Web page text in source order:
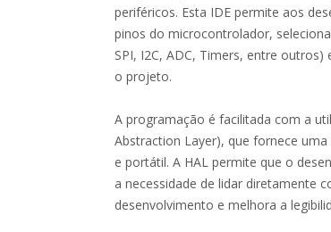
periféricos. Esta IDE permite aos
pinos do microcontrolador,
SPI, I2C, ADC, Timers, entre
o projeto.
A programação é facilitada com a
Abstraction Layer), que fornece
e portátil. A HAL permite que o
a necessidade de lidar diretamente
desenvolvimento e melhora a